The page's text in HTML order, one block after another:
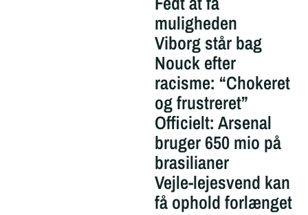
muligheden
Viborg står bag
Nouck efter
racisme: “Chokeret
og frustreret”
Officielt: Arsenal
bruger 650 mio på
brasilianer
Vejle-lejesvend kan
få ophold forlænget